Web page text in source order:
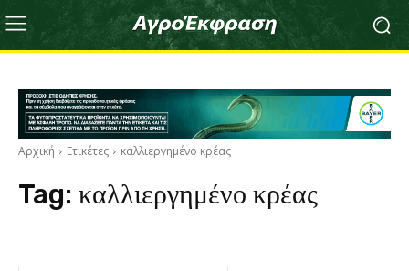
Αρχική Ετικέτες καλλιεργημένο κρέας
Tag: καλλιεργημένο κρέας